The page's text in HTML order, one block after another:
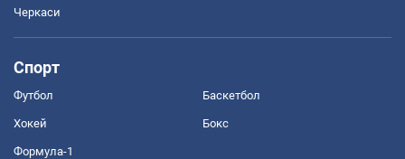
Черкаси
Спорт
Футбол Баскетбол
Хокей Бокс
Формула-1